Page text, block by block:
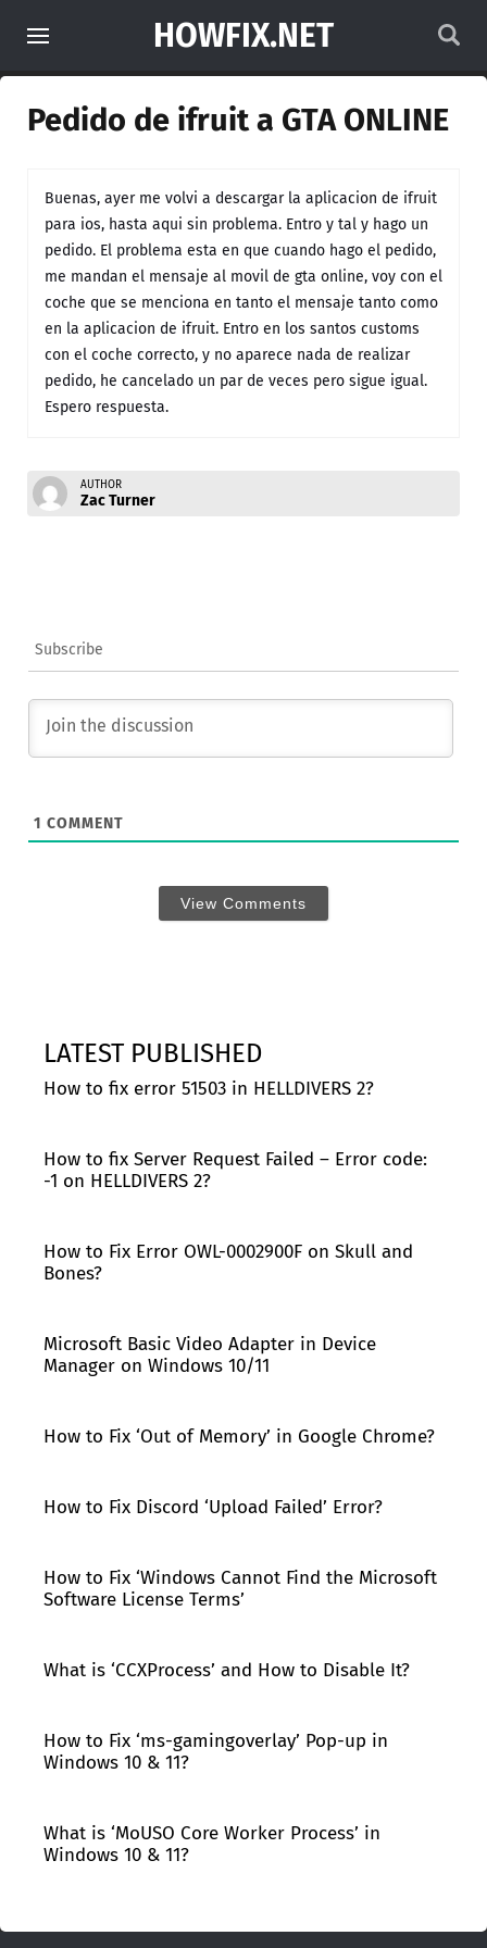
HOWFIX.NET
Pedido de ifruit a GTA ONLINE
Buenas, ayer me volvi a descargar la aplicacion de ifruit
para ios, hasta aqui sin problema. Entro y tal y hago un
pedido. El problema esta en que cuando hago el pedido,
me mandan el mensaje al movil de gta online, voy con el
coche que se menciona en tanto el mensaje tanto como
en la aplicacion de ifruit. Entro en los santos customs
con el coche correcto, y no aparece nada de realizar
pedido, he cancelado un par de veces pero sigue igual.
Espero respuesta.
AUTHOR
Zac Turner
Subscribe
1 COMMENT
View Comments
LATEST PUBLISHED
How to fix error 51503 in HELLDIVERS 2?
How to fix Server Request Failed – Error code:
-1 on HELLDIVERS 2?
How to Fix Error OWL-0002900F on Skull and
Bones?
Microsoft Basic Video Adapter in Device
Manager on Windows 10/11
How to Fix ‘Out of Memory’ in Google Chrome?
How to Fix Discord ‘Upload Failed’ Error?
How to Fix ‘Windows Cannot Find the Microsoft
Software License Terms’
What is ‘CCXProcess’ and How to Disable It?
How to Fix ‘ms-gamingoverlay’ Pop-up in
Windows 10 & 11?
What is ‘MoUSO Core Worker Process’ in
Windows 10 & 11?